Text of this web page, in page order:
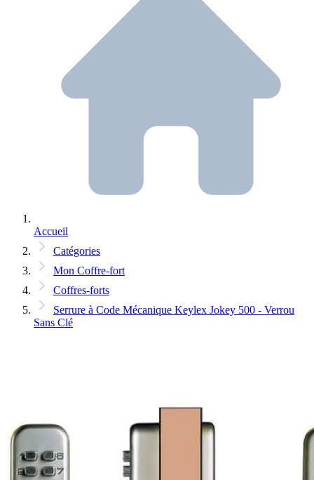
Accueil
Catégories
Mon Coffre-fort
Coffres-forts
Serrure à Code Mécanique Keylex Jokey 500 - Verrou
Sans Clé